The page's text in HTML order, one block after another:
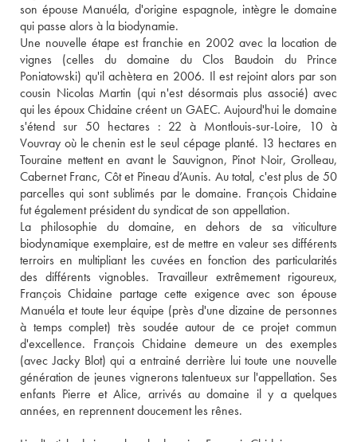
son épouse Manuéla, d'origine espagnole, intègre le domaine
qui passe alors à la biodynamie.
Une nouvelle étape est franchie en 2002 avec la location de
vignes (celles du domaine du Clos Baudoin du Prince
Poniatowski) qu'il achètera en 2006. Il est rejoint alors par son
cousin Nicolas Martin (qui n'est désormais plus associé) avec
qui les époux Chidaine créent un GAEC. Aujourd'hui le domaine
s'étend sur 50 hectares : 22 à Montlouis-sur-Loire, 10 à
Vouvray où le chenin est le seul cépage planté. 13 hectares en
Touraine mettent en avant le Sauvignon, Pinot Noir, Grolleau,
Cabernet Franc, Côt et Pineau d’Aunis. Au total, c'est plus de 50
parcelles qui sont sublimés par le domaine. François Chidaine
fut également président du syndicat de son appellation.
La philosophie du domaine, en dehors de sa viticulture
biodynamique exemplaire, est de mettre en valeur ses différents
terroirs en multipliant les cuvées en fonction des particularités
des différents vignobles. Travailleur extrêmement rigoureux,
François Chidaine partage cette exigence avec son épouse
Manuéla et toute leur équipe (près d'une dizaine de personnes
à temps complet) très soudée autour de ce projet commun
d'excellence. François Chidaine demeure un des exemples
(avec Jacky Blot) qui a entrainé derrière lui toute une nouvelle
génération de jeunes vignerons talentueux sur l'appellation. Ses
enfants Pierre et Alice, arrivés au domaine il y a quelques
années, en reprennent doucement les rênes.